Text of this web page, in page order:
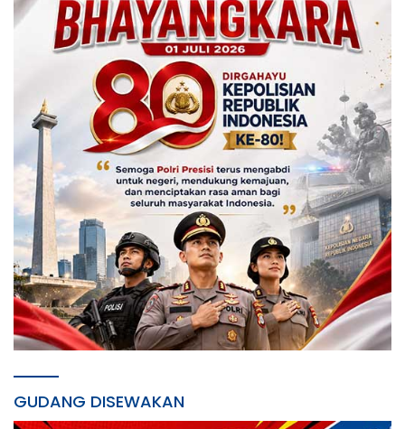
GUDANG DISEWAKAN